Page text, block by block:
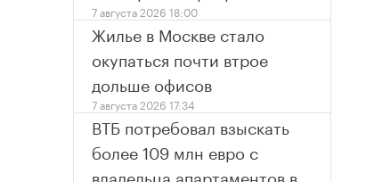
7 августа 2026 18:00
Жилье в Москве стало
окупаться почти втрое
дольше офисов
7 августа 2026 17:34
ВТБ потребовал взыскать
более 109 млн евро с
владельца апартаментов в